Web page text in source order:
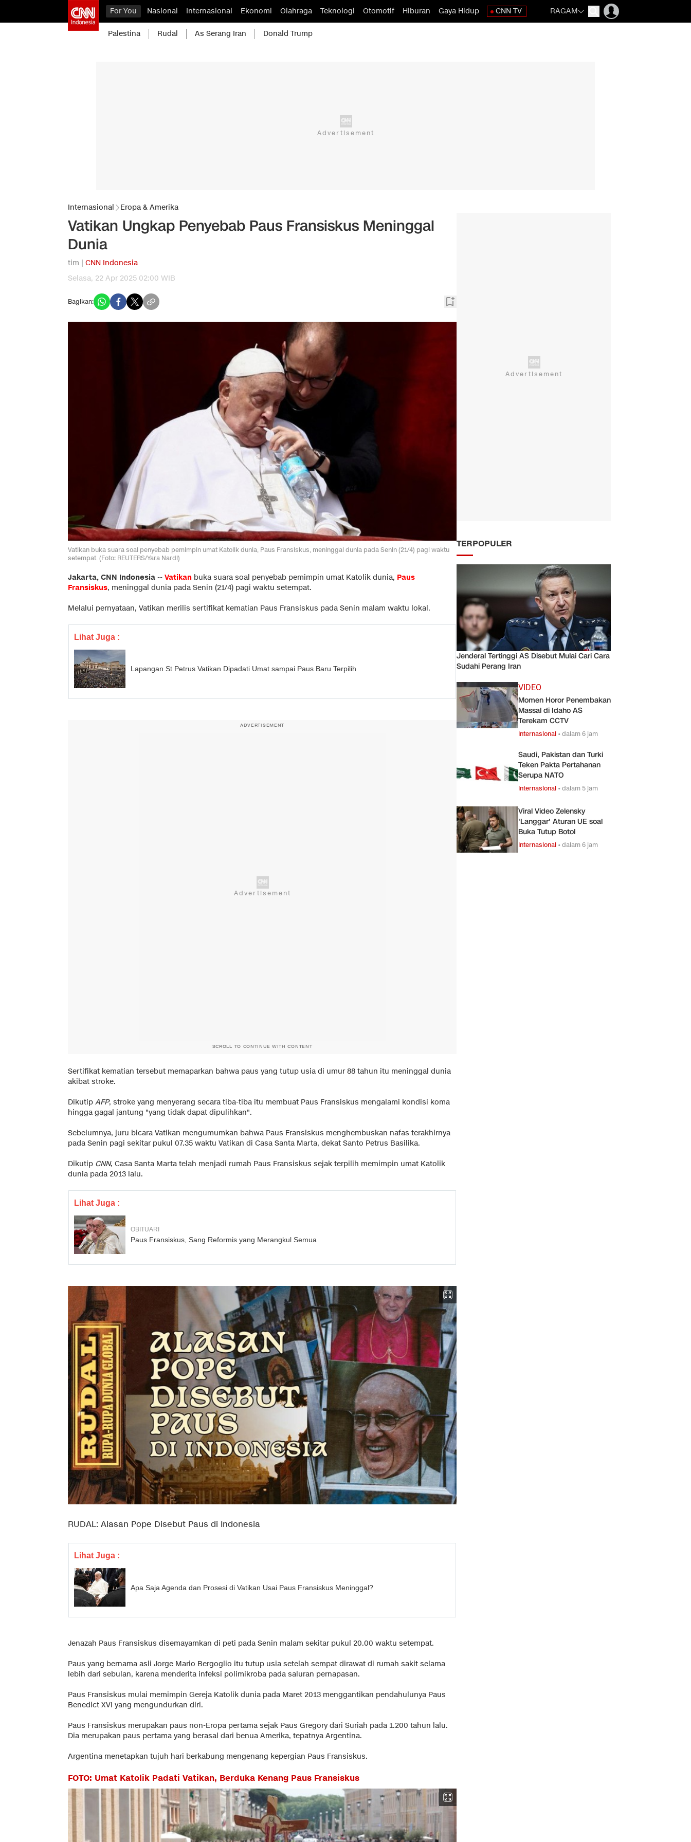
For You Nasional Internasional Ekonomi Olahraga Teknologi Otomotif Hiburan Gaya Hidup CNN TV RAGAM
Palestina Rudal As Serang Iran Donald Trump
Internasional Eropa & Amerika
Vatikan Ungkap Penyebab Paus Fransiskus Meninggal
Dunia
tim | CNN Indonesia
Selasa, 22 Apr 2025 02:00 WIB
Bagikan:
Vatikan buka suara soal penyebab pemimpin umat Katolik dunia, Paus Fransiskus, meninggal dunia pada Senin (21/4) pagi waktu
setempat. (Foto: REUTERS/Yara Nardi)
Jakarta, CNN Indonesia -- Vatikan buka suara soal penyebab pemimpin umat Katolik dunia, Paus
Fransiskus, meninggal dunia pada Senin (21/4) pagi waktu setempat.
Melalui pernyataan, Vatikan merilis sertifikat kematian Paus Fransiskus pada Senin malam waktu lokal.
Lihat Juga :
Lapangan St Petrus Vatikan Dipadati Umat sampai Paus Baru Terpilih
ADVERTISEMENT
SCROLL TO CONTINUE WITH CONTENT
Sertifikat kematian tersebut memaparkan bahwa paus yang tutup usia di umur 88 tahun itu meninggal dunia
akibat stroke.
Dikutip AFP, stroke yang menyerang secara tiba-tiba itu membuat Paus Fransiskus mengalami kondisi koma
hingga gagal jantung "yang tidak dapat dipulihkan".
Sebelumnya, juru bicara Vatikan mengumumkan bahwa Paus Fransiskus menghembuskan nafas terakhirnya
pada Senin pagi sekitar pukul 07.35 waktu Vatikan di Casa Santa Marta, dekat Santo Petrus Basilika.
Dikutip CNN, Casa Santa Marta telah menjadi rumah Paus Fransiskus sejak terpilih memimpin umat Katolik
dunia pada 2013 lalu.
Lihat Juga :
OBITUARI
Paus Fransiskus, Sang Reformis yang Merangkul Semua
RUDAL: Alasan Pope Disebut Paus di Indonesia
Lihat Juga :
Apa Saja Agenda dan Prosesi di Vatikan Usai Paus Fransiskus Meninggal?
Jenazah Paus Fransiskus disemayamkan di peti pada Senin malam sekitar pukul 20.00 waktu setempat.
Paus yang bernama asli Jorge Mario Bergoglio itu tutup usia setelah sempat dirawat di rumah sakit selama
lebih dari sebulan, karena menderita infeksi polimikroba pada saluran pernapasan.
Paus Fransiskus mulai memimpin Gereja Katolik dunia pada Maret 2013 menggantikan pendahulunya Paus
Benedict XVI yang mengundurkan diri.
Paus Fransiskus merupakan paus non-Eropa pertama sejak Paus Gregory dari Suriah pada 1.200 tahun lalu.
Dia merupakan paus pertama yang berasal dari benua Amerika, tepatnya Argentina.
Argentina menetapkan tujuh hari berkabung mengenang kepergian Paus Fransiskus.
FOTO: Umat Katolik Padati Vatikan, Berduka Kenang Paus Fransiskus
TERPOPULER
Jenderal Tertinggi AS Disebut Mulai Cari Cara
Sudahi Perang Iran
VIDEO
Momen Horor Penembakan
Massal di Idaho AS
Terekam CCTV
Internasional •dalam 6 jam
Saudi, Pakistan dan Turki
Teken Pakta Pertahanan
Serupa NATO
Internasional •dalam 5 jam
Viral Video Zelensky
'Langgar' Aturan UE soal
Buka Tutup Botol
Internasional •dalam 6 jam